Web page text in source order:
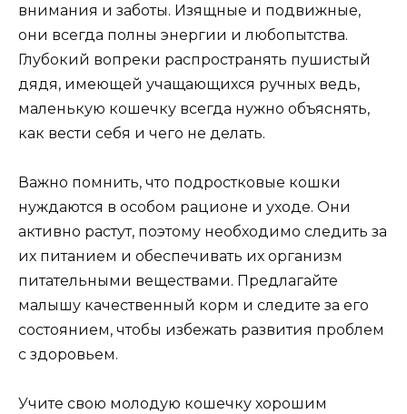
внимания и заботы. Изящные и подвижные,
они всегда полны энергии и любопытства.
Глубокий вопреки распространять пушистый
дядя, имеющей учащающихся ручных ведь,
маленькую кошечку всегда нужно объяснять,
как вести себя и чего не делать.
Важно помнить, что подростковые кошки
нуждаются в особом рационе и уходе. Они
активно растут, поэтому необходимо следить за
их питанием и обеспечивать их организм
питательными веществами. Предлагайте
малышу качественный корм и следите за его
состоянием, чтобы избежать развития проблем
с здоровьем.
Учите свою молодую кошечку хорошим